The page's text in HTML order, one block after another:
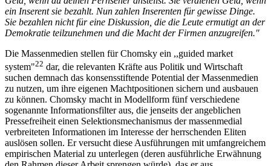
ein Inserent sie bezahlt. Nun zahlen Inserenten für gewisse Dinge.
Sie bezahlen nicht für eine Diskussion, die die Leute ermutigt an der
Demokratie teilzunehmen und die Macht der Firmen anzugreifen."
Die Massenmedien stellen für Chomsky ein ,,guided market
system"22 dar, die relevanten Kräfte aus Politik und Wirtschaft
suchen demnach das konsensstiftende Potential der Massenmedien
zu nutzen, um ihre eigenen Machtpositionen sichern und ausbauen
zu können. Chomsky macht in Modellform fünf verschiedene
sogenannte Informationsfilter aus, die jenseits der angeblichen
Pressefreiheit einen Selektionsmechanismus der massenmedial
verbreiteten Informationen im Interesse der herrschenden Eliten
auslösen sollen. Er versucht diese Ausführungen mit umfangreichem
empirischen Material zu unterlegen (deren ausführliche Erwähnung